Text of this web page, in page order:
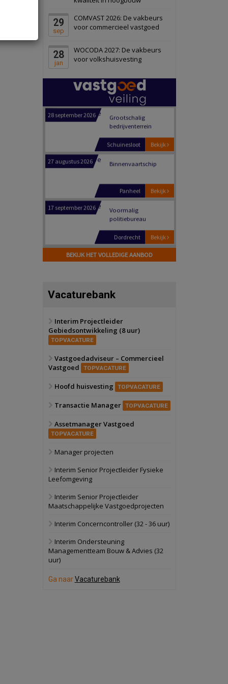
29
sep
COMVAST 2026: De vakbeurs
voor commercieel vastgoed
28
jan
WOCODA 2027: De vakbeurs
voor volkshuisvesting
Schiedam
22 september 2026 Attractiepark
Bekijk
Oranje
28 september 2026
bedrijventerrein
Schuinesloot
27 augustus 2026 Binnenvaartschip
Bekijk
Panheel
17 september 2026
Voormalig
Bekijk
Dordrecht
17 september 2026
Voormalig
politiebureau
Bekijk
Hilversum
17 september 2026
Voormalig
Zwanenburg
6 oktober 2026
Oranje
28 september 2026
bedrijventerrein
Bekijk
Schuinesloot
politiebureau
17 september 2026
Voormalig
BEKIJK HET VOLLEDIGE AANBOD
Vacaturebank
Interim Projectleider
Gebiedsontwikkeling (8 uur)
TOPVACATURE
Vastgoedadviseur – Commercieel
Vastgoed
TOPVACATURE
Hoofd huisvesting TOPVACATURE
Transactie Manager TOPVACATURE
Assetmanager Vastgoed
TOPVACATURE
Manager projecten
Interim Senior Projectleider Fysieke
Leefomgeving
Interim Senior Projectleider
Maatschappelijke Vastgoedprojecten
Interim Concerncontroller (32 - 36 uur)
Interim Ondersteuning
Managementteam Bouw & Advies (32
uur)
Ga naarVacaturebank